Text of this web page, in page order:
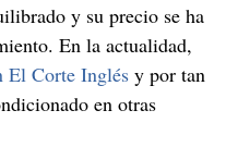
y su precio se ha
En la actualidad,
El Corte Inglésy por tan
en otras